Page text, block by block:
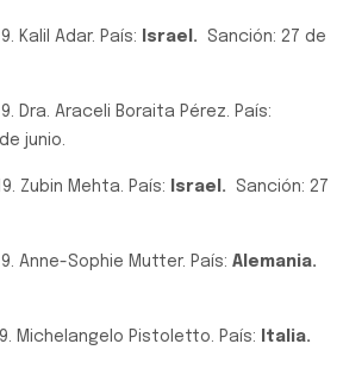
Kalil Adar. País: Israel. Sanción: 27 de
Dra. Araceli Boraita Pérez. País:
junio.
Zubin Mehta. País: Israel. Sanción: 27
Anne-Sophie Mutter. País: Alemania.
Michelangelo Pistoletto. País:
Italia.